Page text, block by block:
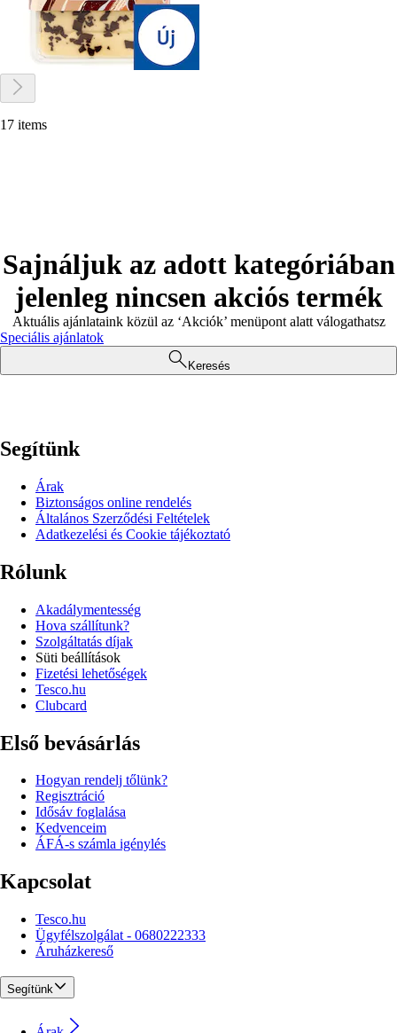
17 items
Sajnáljuk az adott kategóriában
jelenleg nincsen akciós termék
Aktuális ajánlataink közül az ‘Akciók’ menüpont alatt válogathatsz
Speciális ajánlatok
Keresés
Segítünk
Árak
Biztonságos online rendelés
Általános Szerződési Feltételek
Adatkezelési és Cookie tájékoztató
Rólunk
Akadálymentesség
Hova szállítunk?
Szolgáltatás díjak
Süti beállítások
Fizetési lehetőségek
Tesco.hu
Clubcard
Első bevásárlás
Hogyan rendelj tőlünk?
Regisztráció
Idősáv foglalása
Kedvenceim
ÁFÁ-s számla igénylés
Kapcsolat
Tesco.hu
Ügyfélszolgálat - 0680222333
Áruházkereső
Segítünk